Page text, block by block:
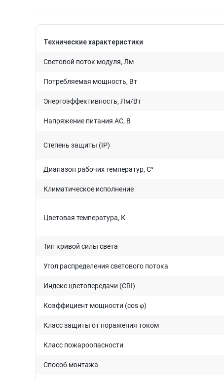
Технические характеристики
Световой поток модуля, Лм
Потребляемая мощность, Вт
Энергоэффективность, Лм/Вт
Напряжение питания AC, В
Степень защиты (IP)
Диапазон рабочих температур, C°
Климатическое исполнение
Цветовая температура, К
Тип кривой силы света
Угол распределения светового потока
Индекс цветопередачи (CRI)
Коэффициент мощности (cos φ)
Класс защиты от поражения током
Класс пожароопасности
Способ монтажа